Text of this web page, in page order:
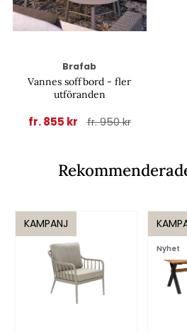
Brafab
Vannes soffbord - fler
utföranden
fr. 855 kr fr. 950 kr
KAMPANJ
Nyhet